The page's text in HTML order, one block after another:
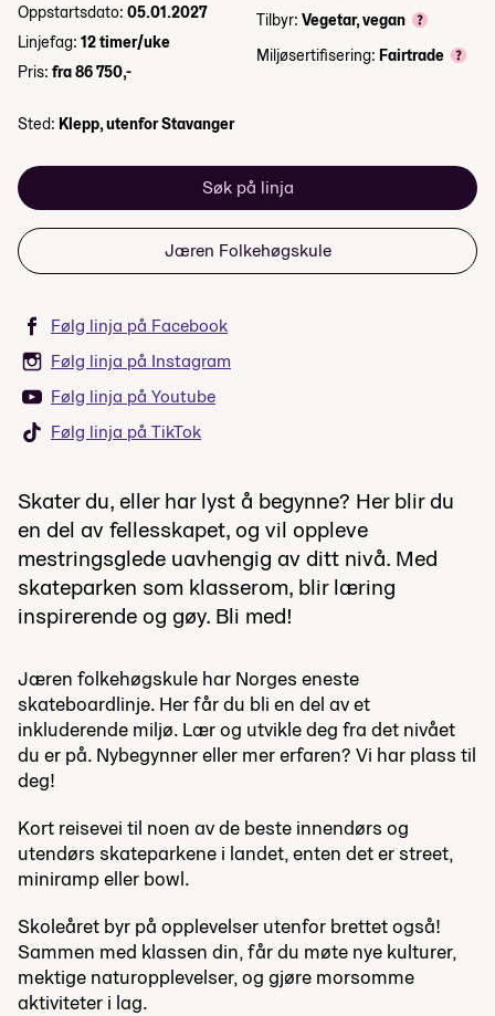
Oppstartsdato: 05.01.2027
Linjefag: 12 timer/uke
Pris: fra 86 750,-
Tilbyr: Vegetar, vegan
Miljøsertifisering: Fairtrade
Sted: Klepp, utenfor Stavanger
Søk på linja
Jæren Folkehøgskule
Følg linja på Facebook
Følg linja på Instagram
Følg linja på Youtube
Følg linja på TikTok
Skater du, eller har lyst å begynne? Her blir du
en del av fellesskapet, og vil oppleve
mestringsglede uavhengig av ditt nivå. Med
skateparken som klasserom, blir læring
inspirerende og gøy. Bli med!
Jæren folkehøgskule har Norges eneste
skateboardlinje. Her får du bli en del av et
inkluderende miljø. Lær og utvikle deg fra det nivået
du er på. Nybegynner eller mer erfaren? Vi har plass til
deg!
Kort reisevei til noen av de beste innendørs og
utendørs skateparkene i landet, enten det er street,
miniramp eller bowl.
Skoleåret byr på opplevelser utenfor brettet også!
Sammen med klassen din, får du møte nye kulturer,
mektige naturopplevelser, og gjøre morsomme
aktiviteter i lag.